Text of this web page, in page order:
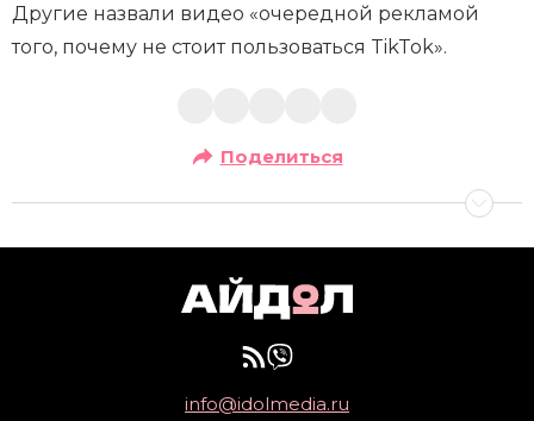
Другие назвали видео «очередной рекламой
того, почему не стоит пользоваться TikTok».
Поделиться
info@idolmedia.ru